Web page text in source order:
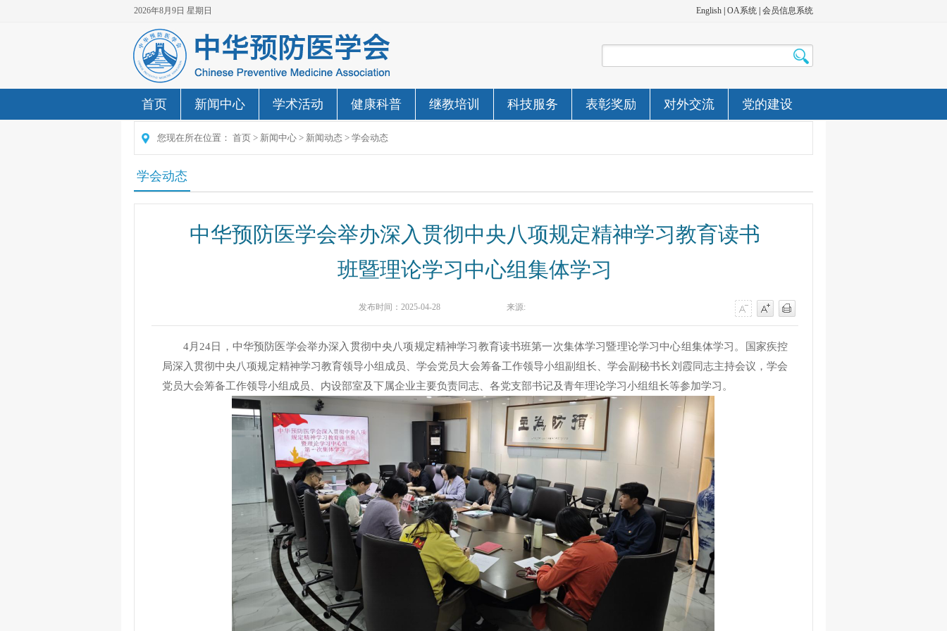
2026年8月9日 星期日 English OA系统 会员信息系统
首页 新闻中心 学术活动 健康科普 继教培训 科技服务 表彰奖励 对外交流 党的建设
您现在所在位置： 首页 > 新闻中心 > 新闻动态 > 学会动态
学会动态
中华预防医学会举办深入贯彻中央八项规定精神学习教育读书
班暨理论学习中心组集体学习
发布时间： 2025-04-28 来源:
4月 24日，中华预防医学会举办深入贯彻中央八项规定精神学习教育读书班第一次集体学习暨理论学习中心组集体学习 。
国家疾控
局深入贯彻中央八项规定精神学习教育领导小组成员、学会党员大会筹备工作领导小组副组长、学会副秘书长刘霞 同志主持会议 ，学会
党员大会筹备工作领导小组 成员、 内设部室及下属企业主要负责同志 各党支部书记及青年理论学习小组组长等参加学习。